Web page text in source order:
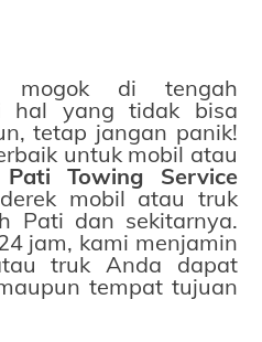
di tengah
hal yang tidak bisa
tetap jangan panik!
untuk mobil atau
Pati Towing Service
mobil atau truk
Pati dan sekitarnya.
jam, kami menjamin
truk Anda dapat
tempat tujuan